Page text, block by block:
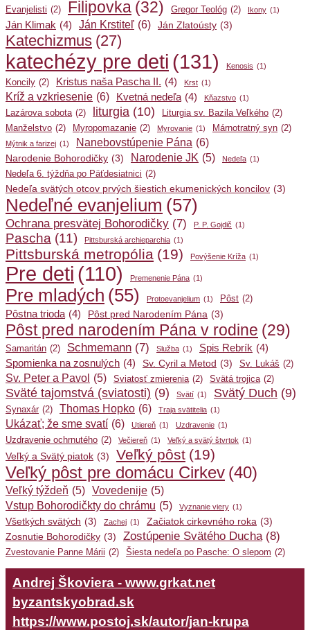
Evanjelisti (2) Filipovka (32) Gregor Teológ (2) Ikony (1)
Ján Klimak (4) Ján Krstiteľ (6) Ján Zlatoústy (3)
Katechizmus (27)
katechézy pre deti (131) Kenosis (1)
Koncily (2) Kristus naša Pascha II. (4) Krst (1)
Kríž a vzkriesenie (6) Kvetná nedeľa (4) Kňazstvo (1)
Lazárova sobota (2) liturgia (10) Liturgia sv. Bazila Veľkého (2)
Manželstvo (2) Myropomazanie (2) Myrovanie (1) Márnotratný syn (2)
Mýtnik a farizej (1) Nanebovstúpenie Pána (6)
Narodenie Bohorodičky (3) Narodenie JK (5) Nedeľa (1)
Nedeľa 6. týždňa po Päťdesiatnici (2)
Nedeľa svätých otcov prvých šiestich ekumenických koncilov (3)
Nedeľné evanjelium (57)
Ochrana presvätej Bohorodičky (7) P. P. Gojdič (1)
Pascha (11) Pittsburská archieparchia (1)
Pittsburská metropólia (19) Povýšenie Kríža (1)
Pre deti (110) Premenenie Pána (1)
Pre mladých (55) Protoevanjelium (1) Pôst (2)
Pôstna trioda (4) Pôst pred Narodením Pána (3)
Pôst pred narodením Pána v rodine (29)
Samaritán (2) Schmemann (7) Služba (1) Spis Rebrík (4)
Spomienka na zosnulých (4) Sv. Cyril a Metod (3) Sv. Lukáš (2)
Sv. Peter a Pavol (5) Sviatosť zmierenia (2) Svätá trojica (2)
Sväté tajomstvá (sviatosti) (9) Svätí (1) Svätý Duch (9)
Synaxár (2) Thomas Hopko (6) Traja svätitelia (1)
Ukázať; že sme svatí (6) Utiereň (1) Uzdravenie (1)
Uzdravenie ochrnutého (2) Večiereň (1) Veľký a svätý štvrtok (1)
Veľký a Svätý piatok (3) Veľký pôst (19)
Veľký pôst pre domácu Cirkev (40)
Veľký týždeň (5) Vovedenije (5)
Vstup Bohorodičkty do chrámu (5) Vyznanie viery (1)
Všetkých svätých (3) Zachej (1) Začiatok cirkevného roka (3)
Zosnutie Bohorodičky (3) Zostúpenie Svätého Ducha (8)
Zvestovanie Panne Márii (2) Šiesta nedeľa po Pasche: O slepom (2)
Andrej Škoviera - www.grkat.net
byzantskyobrad.sk
https://www.postoj.sk/autor/jan-krupa